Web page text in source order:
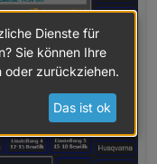
Dienste für
Sie können Ihre
oder zurückziehen.
Das ist ok